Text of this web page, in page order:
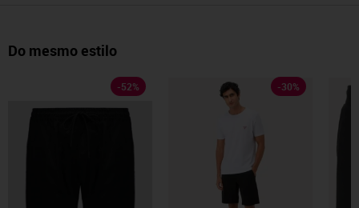
Do mesmo estilo
-52% -30%